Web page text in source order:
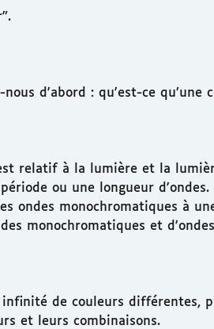
d'abord : qu'est-ce qu’une
relatif à la lumière et la
ou une longueur
ondes monochromatiques à
monochromatiques et
de couleurs différentes,
et leurs combinaisons.